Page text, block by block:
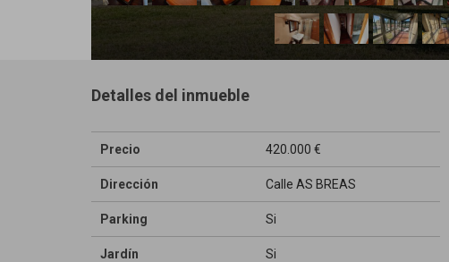
Detalles del inmueble
Precio 420.000 €
Dirección Calle AS BREAS
Parking Si
Jardín Si